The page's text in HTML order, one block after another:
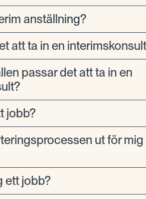
anställning?
att ta in en
passar det att ta in en
jobb?
ut för
ett jobb?